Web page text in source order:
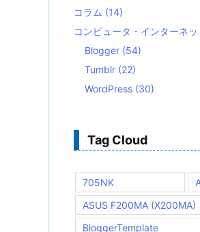
コラム (14)
コンピュータ・インターネッ
Blogger (54)
Tumblr (22)
WordPress (30)
Tag Cloud
705NK
ASUS F200MA (X200MA)
BloggerTemplate